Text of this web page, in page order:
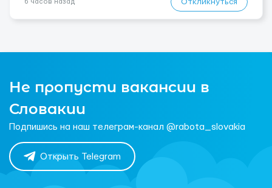
6 часов назад Откликнуться
Не пропусти вакансии в
Словакии
Подпишись на наш телеграм-канал @rabota_slovakia
Открыть Telegram